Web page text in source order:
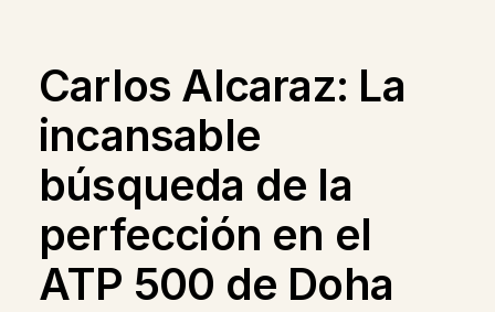
Carlos Alcaraz: La
incansable
búsqueda de la
perfección en el
ATP 500 de Doha